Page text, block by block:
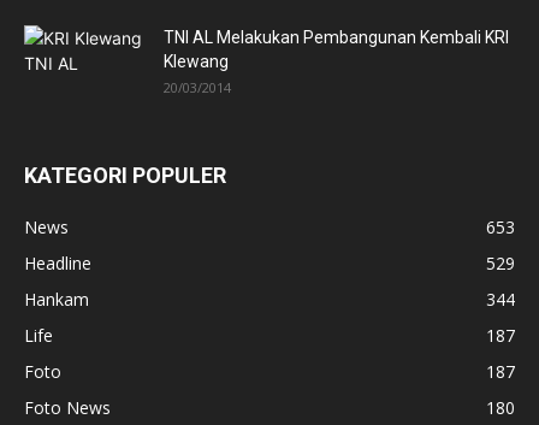
TNI AL Melakukan Pembangunan Kembali KRI
Klewang
20/03/2014
KATEGORI POPULER
News
653
Headline
529
Hankam
344
Life
187
Foto
187
Foto News
180